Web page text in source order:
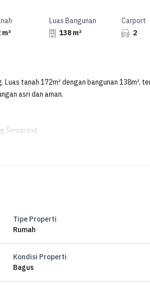
Luas Bangunan
138 m²
Carport
2
tanah 172m² dengan bangunan 138m²,
asri dan aman.
Semarang
Tipe Properti
Rumah
Kondisi Properti
Bagus